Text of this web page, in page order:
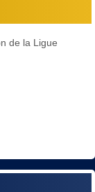
de la Ligue